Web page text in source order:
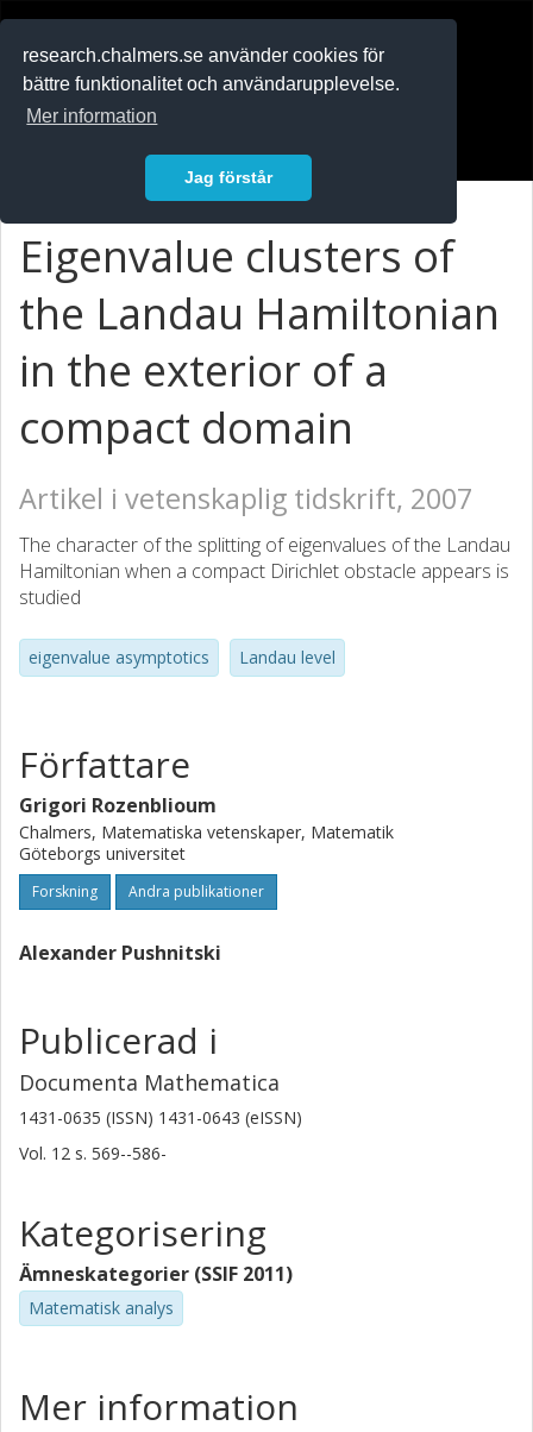
research.chalmers.se använder cookies för
bättre funktionalitet och användarupplevelse.
Mer information
Jag förstår
Eigenvalue clusters of
the Landau Hamiltonian
in the exterior of a
compact domain
Artikel i vetenskaplig tidskrift, 2007
The character of the splitting of eigenvalues of the Landau
Hamiltonian when a compact Dirichlet obstacle appears is
studied
eigenvalue asymptotics Landau level
Författare
Grigori Rozenblioum
Chalmers, Matematiska vetenskaper, Matematik
Göteborgs universitet
Forskning Andra publikationer
Alexander Pushnitski
Publicerad i
Documenta Mathematica
1431-0635 (ISSN) 1431-0643 (eISSN)
Vol. 12 s. 569--586-
Kategorisering
Ämneskategorier (SSIF 2011)
Matematisk analys
Mer information